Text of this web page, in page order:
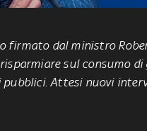
firmato dal ministro
sul consumo di
Attesi nuovi